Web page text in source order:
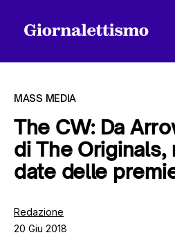
Tutti gli articoli
Chi siamo
MASS MEDIA
The CW: Da
di The Originals,
date delle
Redazione
20 Giu 2018